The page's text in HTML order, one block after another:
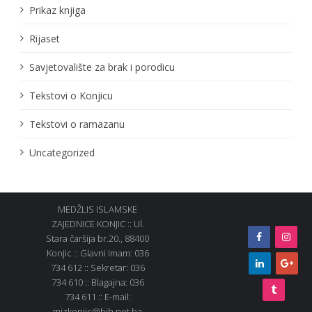
Prikaz knjiga
Rijaset
Savjetovalište za brak i porodicu
Tekstovi o Konjicu
Tekstovi o ramazanu
Uncategorized
MEDŽLIS ISLAMSKE
ZAJEDNICE KONJIC :: Ul.
Stara čaršija br.20., 88400
Konjic :: Glavni imam: 036
734 612 :: Sekretar: 036
734 610 :: Blagajna: 036
734 611 :: E-mail: